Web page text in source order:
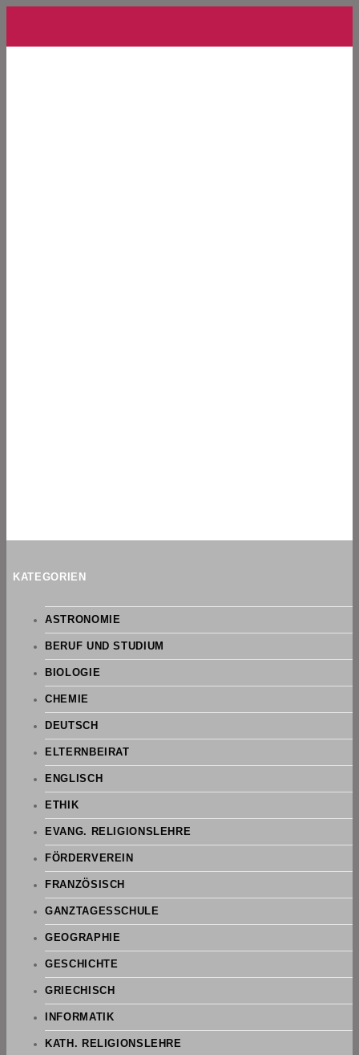
KATEGORIEN
ASTRONOMIE
BERUF UND STUDIUM
BIOLOGIE
CHEMIE
DEUTSCH
ELTERNBEIRAT
ENGLISCH
ETHIK
EVANG. RELIGIONSLEHRE
FÖRDERVEREIN
FRANZÖSISCH
GANZTAGESSCHULE
GEOGRAPHIE
GESCHICHTE
GRIECHISCH
INFORMATIK
KATH. RELIGIONSLEHRE